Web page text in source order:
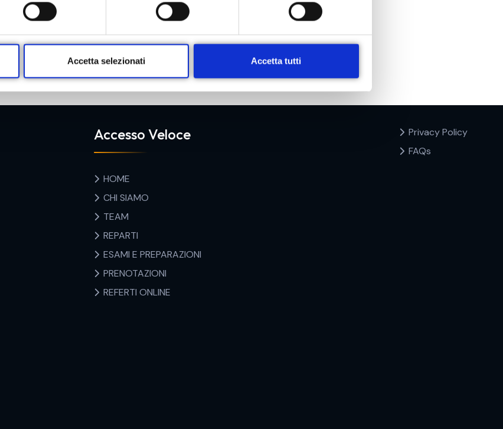
Accetta selezionati Accetta tutti
Accesso Veloce
HOME
CHI SIAMO
TEAM
REPARTI
ESAMI E PREPARAZIONI
PRENOTAZIONI
REFERTI ONLINE
Privacy Policy
FAQs